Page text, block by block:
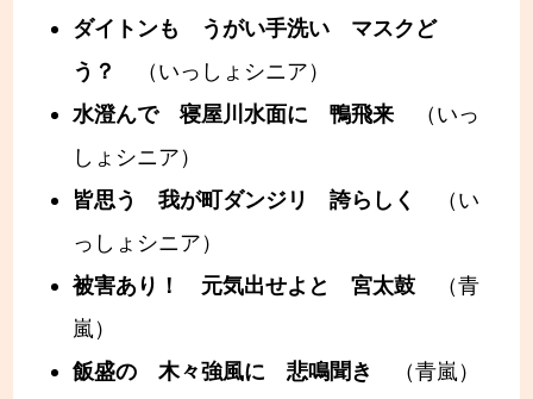
ダイトンも うがい手洗い マスクど
う？
（いっしょシニア）
水澄んで 寝屋川水面に 鴨飛来（いっ
しょシニア）
皆思う 我が町ダンジリ 誇らしく
（い
っしょシニア）
被害あり！ 元気出せよと 宮太鼓（青
嵐）
飯盛の 木々強風に 悲鳴聞き
（青嵐）